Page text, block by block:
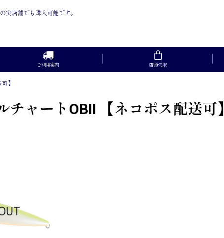
実店舗でも購入可能です。
ご利用案内 店頭受取
】
ャートOBII 【ネコポス配送可】